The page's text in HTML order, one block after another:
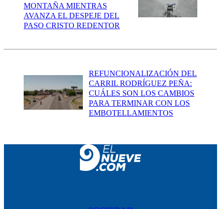
MONTAÑA MIENTRAS
AVANZA EL DESPEJE DEL
PASO CRISTO REDENTOR
REFUNCIONALIZACIÓN DEL
CARRIL RODRÍGUEZ PEÑA:
CUÁLES SON LOS CAMBIOS
PARA TERMINAR CON LOS
EMBOTELLAMIENTOS